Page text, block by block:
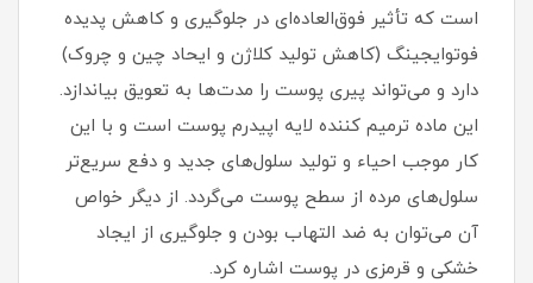
است که تأثیر فوق‌العاده‌ای در جلوگیری و کاهش پدیده
فوتوایجینگ (کاهش تولید کلاژن و ایحاد چین و چروک)
دارد و می‌تواند پیری پوست را مدت‌ها به تعویق بیاندازد.
این ماده ترمیم کننده لایه اپیدرم پوست است و با این
کار موجب احیاء و تولید سلول‌های جدید و دفع سریع‌تر
سلول‌های مرده از سطح پوست می‌گردد. از دیگر خواص
آن می‌توان به ضد التهاب بودن و جلوگیری از ایجاد
خشکی و قرمزی در پوست اشاره کرد.